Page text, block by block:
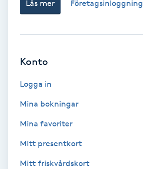
Japansk massage
Katun fransar
Läs mer Företagsinloggning
Konto
Logga in
Mina bokningar
Mina favoriter
Mitt presentkort
Mitt friskvårdskort